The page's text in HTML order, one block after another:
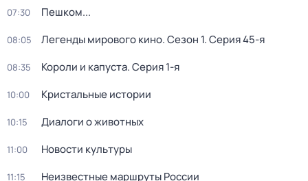
07:30 Пешком...
08:05 Легенды мирового кино. Сезон 1. Серия 45-я
08:35 Короли и капуста. Серия 1-я
10:00 Кристальные истории
10:15 Диалоги о животных
11:00 Новости культуры
11:15 Неизвестные маршруты России